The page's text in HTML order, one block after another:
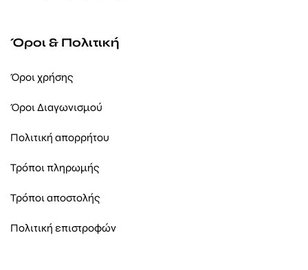
Όροι & Πολιτική
Όροι χρήσης
Όροι Διαγωνισμού
Πολιτική απορρήτου
Τρόποι πληρωμής
Τρόποι αποστολής
Πολιτική επιστροφών